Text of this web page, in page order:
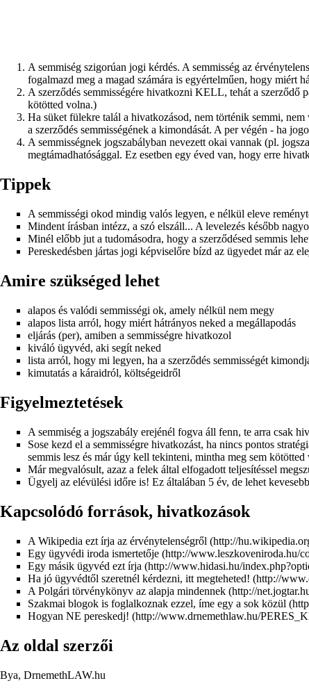
A semmiség szigorúan jogi kérdés. A semmisség az
fogalmazd meg a magad számára is egyértelműen, hogy miért
A szerződés semmisségére hivatkozni KELL, tehát a szerződő
kötötted volna.)
Ha süket fülekre talál a hivatkozásod, nem történik semmi,
a szerződés semmisségének a kimondását. A per végén - ha
A semmisségnek jogszabályban nevezett okai vannak (pl.
megtámadhatósággal. Ez esetben egy éved van, hogy erre
Tippek
A semmisségi okod mindig valós legyen, e nélkül eleve
Mindent írásban intézz, a szó elszáll... A levelezés később
Minél előbb jut a tudomásodra, hogy a szerződésed semmis
Pereskedésben jártas jogi képviselőre bízd az ügyedet már az
Amire szükséged lehet
alapos és valódi semmisségi ok, amely nélkül nem megy
alapos lista arról, hogy miért hátrányos neked a megállapodás
eljárás (per), amiben a semmisségre hivatkozol
kiváló ügyvéd, aki segít neked
lista arról, hogy mi legyen, ha a szerződés semmisségét
kimutatás a káraidról, költségeidről
Figyelmeztetések
A semmiség a jogszabály erejénél fogva áll fenn, te arra csak
Sose kezd el a semmisségre hivatkozást, ha nincs pontos
semmis lesz és már úgy kell tekinteni, mintha meg sem kötötted
Már megvalósult, azaz a felek által elfogadott teljesítéssel
Ügyelj az elévülési időre is! Ez általában 5 év, de lehet
Kapcsolódó források, hivatkozások
A Wikipedia ezt írja az érvénytelenségről
Egy ügyvédi iroda ismertetője
Egy másik ügyvéd ezt írja
Ha jó ügyvédtől szeretnél kérdezni, itt megteheted!
A Polgári törvénykönyv az alapja mindennek
Szakmai blogok is foglalkoznak ezzel, íme egy a sok közül
Hogyan NE pereskedj!
Az oldal szerzői
Bya, DrnemethLAW.hu